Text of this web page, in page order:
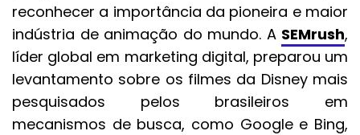
reconhecer a importância da pioneira e maior
indústria de animação do mundo. A SEMrush,
líder global em marketing digital, preparou um
levantamento sobre os filmes da Disney mais
pesquisados pelos brasileiros em
mecanismos de busca, como Google e Bing,